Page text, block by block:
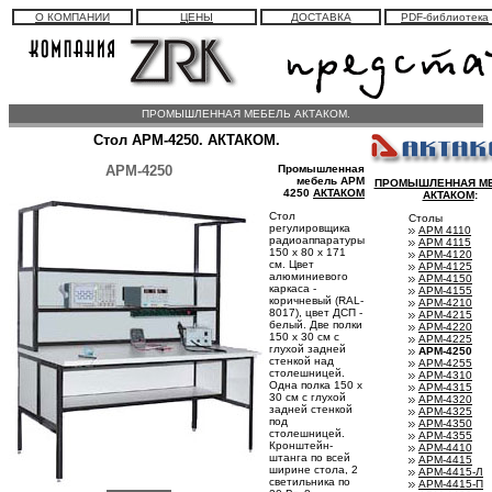
О КОМПАНИИ ЦЕНЫ ДОСТАВКА PDF-библиотека
ПРОМЫШЛЕННАЯ МЕБЕЛЬ АКТАКОМ.
Стол АРМ-4250. АКТАКОМ.
АРМ-4250
Промышленная
мебель АРМ
4250 АКТАКОМ
Стол
регулировщика
радиоаппаратуры
150 x 80 х 171
см. Цвет
алюминиевого
каркаса -
коричневый (RAL-
8017), цвет ДСП -
белый. Две полки
150 x 30 см с
глухой задней
стенкой над
столешницей.
Одна полка 150 x
30 см с глухой
задней стенкой
под
столешницей.
Кронштейн-
штанга по всей
ширине стола, 2
светильника по
ПРОМЫШЛЕННАЯ
АКТАКОМ:
Столы
АРМ 4110
АРМ 4115
АРМ-4120
АРМ-4125
АРМ-4150
АРМ-4155
АРМ-4210
АРМ-4215
АРМ-4220
АРМ-4225
АРМ-4250
АРМ-4255
АРМ-4310
АРМ-4315
АРМ-4320
АРМ-4325
АРМ-4350
АРМ-4355
АРМ-4410
АРМ-4415
АРМ-4415-Л
АРМ-4415-П